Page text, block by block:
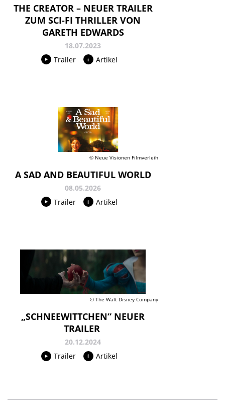
THE CREATOR – NEUER TRAILER
ZUM SCI-FI THRILLER VON
GARETH EDWARDS
18.07.2023
Trailer
Artikel
© Neue Visionen Filmverleih
A SAD AND BEAUTIFUL WORLD
08.05.2026
Trailer
Artikel
© The Walt Disney Company
„SCHNEEWITTCHEN“ NEUER
TRAILER
20.12.2024
Trailer
Artikel